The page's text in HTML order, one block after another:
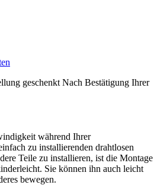
geschenkt Nach Bestätigung Ihrer
während Ihrer
zu installierenden drahtlosen
Teile zu installieren, ist die Montage
Sie können ihn auch leicht
bewegen.